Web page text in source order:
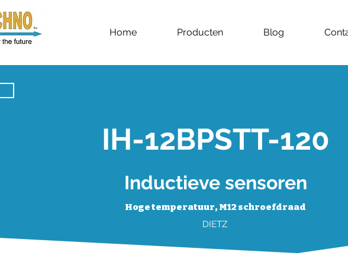
Home Producten Blog
Inductieve sensoren
Hoge temperatuur, M12 schroefdraad
DIETZ
IH-12BPSTT-120